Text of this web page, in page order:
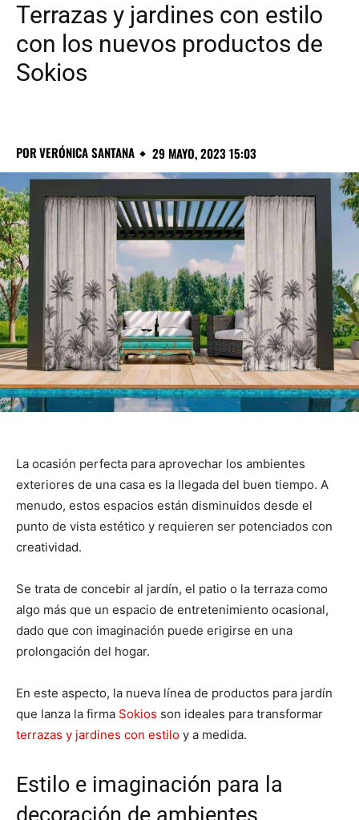
Terrazas y jardines con estilo
con los nuevos productos de
Sokios
PORVERÓNICA SANTANA 29 MAYO, 2023 15:03
La ocasión perfecta para aprovechar los ambientes
exteriores de una casa es la llegada del buen tiempo. A
menudo, estos espacios están disminuidos desde el
punto de vista estético y requieren ser potenciados con
creatividad.
Se trata de concebir al jardín, el patio o la terraza como
algo más que un espacio de entretenimiento ocasional,
dado que con imaginación puede erigirse en una
prolongación del hogar.
En este aspecto, la nueva línea de productos para jardín
que lanza la firma Sokios son ideales para transformar
terrazas y jardines con estilo y a medida.
Estilo e imaginación para la